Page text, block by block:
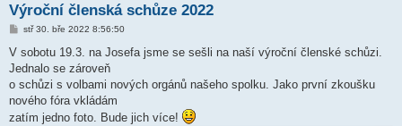
Výroční členská schůze 2022
P
í
p
ě
e
k
stř 30. bře 2022 8:56:50
V sobotu 19.3. na Josefa jsme se sešli na naší výroční členské schůzi.
Jednalo se zároveň
o schůzi s volbami nových orgánů našeho spolku. Jako první zkoušku
nového fóra vkládám
zatím jedno foto. Bude jich více!